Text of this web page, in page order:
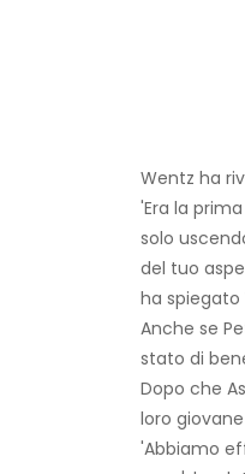
Wentz ha
'Era la
solo
del tuo
ha spiegato
Anche se
stato di
Dopo che
loro
'Abbiamo